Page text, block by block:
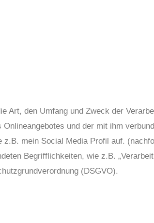
Art, den Umfang und Zweck der
und der mit ihm
mein Social Media Profil auf.
Begrifflichkeiten, wie z.B.
(DSGVO).